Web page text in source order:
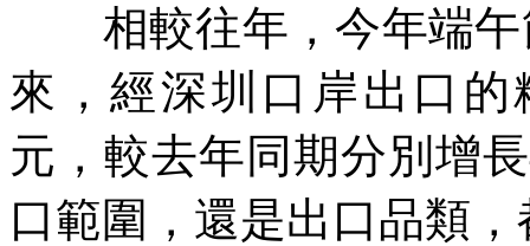
相較往年，今年端午
來，經深圳口岸出口的
元，較去年同期分別增
口範圍，還是出口品類